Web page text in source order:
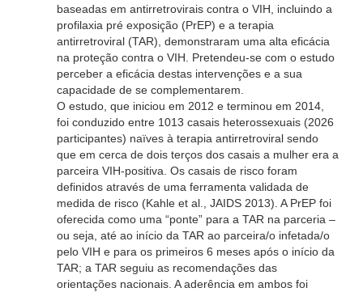
baseadas em antirretrovirais contra o VIH, incluindo a
profilaxia pré exposição (PrEP) e a terapia
antirretroviral (TAR), demonstraram uma alta eficácia
na proteção contra o VIH. Pretendeu-se com o estudo
perceber a eficácia destas intervenções e a sua
capacidade de se complementarem.
O estudo, que iniciou em 2012 e terminou em 2014,
foi conduzido entre 1013 casais heterossexuais (2026
participantes) naïves à terapia antirretroviral sendo
que em cerca de dois terços dos casais a mulher era a
parceira VIH-positiva. Os casais de risco foram
definidos através de uma ferramenta validada de
medida de risco (Kahle et al., JAIDS 2013). A PrEP foi
oferecida como uma “ponte” para a TAR na parceria –
ou seja, até ao início da TAR ao parceira/o infetada/o
pelo VIH e para os primeiros 6 meses após o início da
TAR; a TAR seguiu as recomendações das
orientações nacionais. A aderência em ambos foi